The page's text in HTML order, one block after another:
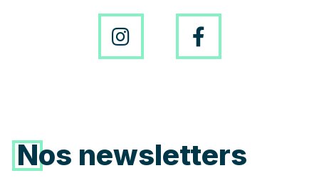
Instagram
Nos newsletters